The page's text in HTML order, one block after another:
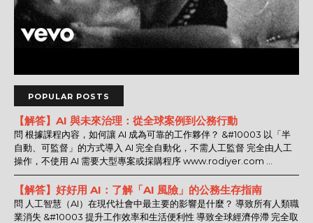
POPULAR POSTS
【解答】AI 與未來治理：從全球案例到公務行動
問 根據課程內容，如何讓 AI 成為可靠的工作夥伴？ &#10003 以「半
自動、可監督」的方式導入 AI 完全自動化，不需人工監督 完全由人工
操作，不使用 AI 需要大型專案或採購程序 www.rodiyer.com ...
【解答】好好用 AI：了解「AI 風險」的公務生存指南
問 人工智慧（AI）在現代社會中最主要的影響是什麼？ 導致所有人類職
業消失 &#10003 提升工作效率和生活便利性 導致全球經濟停滯 完全取